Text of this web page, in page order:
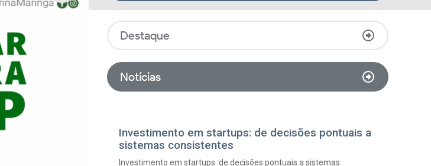
Destaque
Notícias
Investimento em startups: de decisões pontuais a
sistemas consistentes
Investimento em startups: de decisões pontuais a sistemas